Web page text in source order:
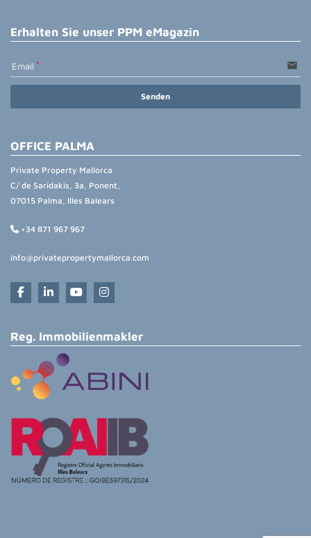
Erhalten Sie unser PPM eMagazin
Email email
Senden
OFFICE PALMA
Private Property Mallorca
C/ de Saridakis, 3a, Ponent,
07015 Palma, Illes Balears
+34 871 967 967
info@privatepropertymallorca.com
Reg. Immobilienmakler